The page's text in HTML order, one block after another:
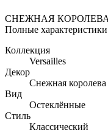
СНЕЖНАЯ КОРОЛЕВА
Полные характеристики
Коллекция
Versailles
Декор
Снежная королева
Вид
Остеклённые
Стиль
Классический